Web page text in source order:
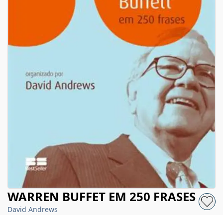
WARREN BUFFET EM 250 FRASES
David Andrews